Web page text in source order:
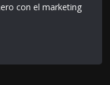
con el marketing